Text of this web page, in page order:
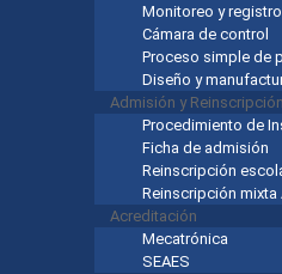
Monitoreo y
Cámara de control
Proceso simple de
Diseño y
Admisión y Reinscripción
Procedimiento de
Ficha de admisión
Reinscripción
Reinscripción mixta
Acreditación
Mecatrónica
SEAES